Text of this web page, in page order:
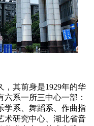
，其前身是1929年的华
系一所三中心一部：
学系、舞蹈系、作曲指
术研究中心、湖北省音